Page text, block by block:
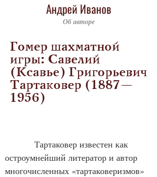
Андрей Иванов
Об авторе
Гомер шахматной
игры: Савелий
(Ксавье) Григорьевич
Тартаковер (1887—
1956)
остроумнейший литератор и автор
многочисленных «тартаковеризмов»